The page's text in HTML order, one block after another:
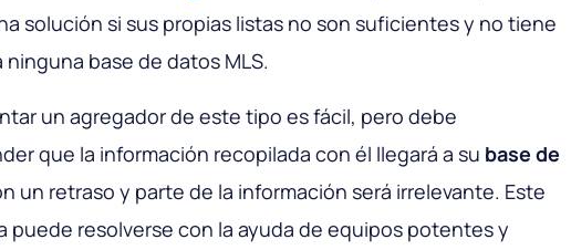
solución si sus propias listas no son suficientes y no tiene
ninguna base de datos MLS.
un agregador de este tipo es fácil, pero debe
que la información recopilada con él llegará a su base de
un retraso y parte de la información será irrelevante. Este
puede resolverse con la ayuda de equipos potentes y